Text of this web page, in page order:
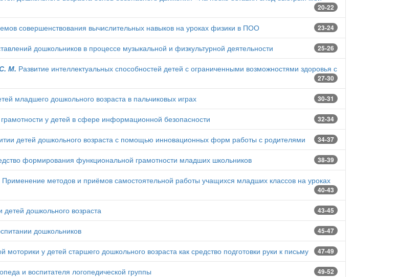
20-22
совершенствования вычислительных навыков на уроках физики в ПОО 23-24
дошкольников в процессе музыкальной и физкультурной деятельности 25-26
М. Развитие интеллектуальных способностей детей с ограниченными возможностями здоровья с
27-30
младшего дошкольного возраста в пальчиковых играх 30-31
у детей в сфере информационной безопасности 32-34
детей дошкольного возраста с помощью инновационных форм работы с родителями 34-37
формирования функциональной грамотности младших школьников 38-39
Применение методов и приёмов самостоятельной работы учащихся младших классов на уроках
40-43
детей дошкольного возраста 43-45
дошкольников 45-47
моторики у детей старшего дошкольного возраста как средство подготовки руки к письму 47-49
и воспитателя логопедической группы 49-52